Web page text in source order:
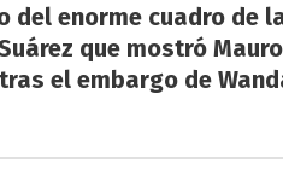
del enorme cuadro de
que mostró Mauro
el embargo de